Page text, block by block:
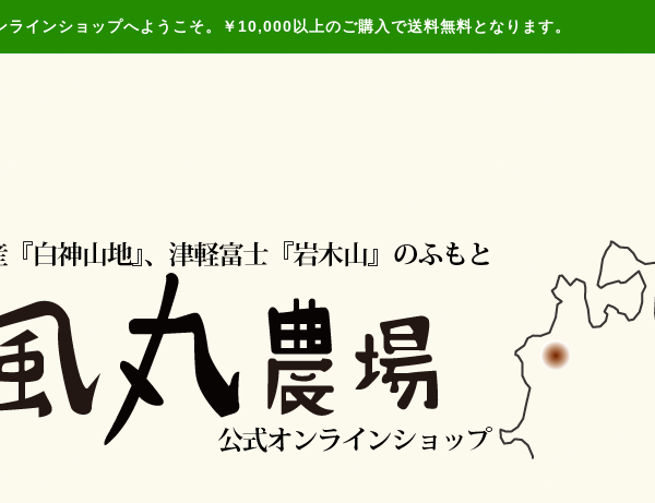
ラインショップへようこそ。￥10,000以上のご購入で送料無料となります。